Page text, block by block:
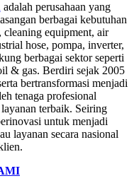
adalah perusahaan yang
berbagai kebutuhan
equipment, air
hose, pompa, inverter,
berbagai sektor seperti
& gas. Berdiri sejak 2005
bertransformasi menjadi
tenaga profesional
terbaik. Seiring
untuk menjadi
layanan secara nasional